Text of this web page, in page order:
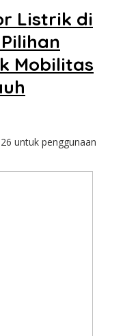
Listrik di
Mobilitas
by
untuk penggunaan